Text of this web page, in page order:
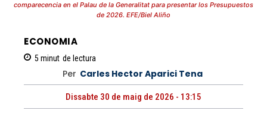
comparecencia en el Palau de la Generalitat para presentar los Presupuestos
de 2026. EFE/Biel Aliño
ECONOMIA
5 minut de lectura
Per Carles Hector Aparici Tena
Dissabte 30 de maig de 2026 - 13:15